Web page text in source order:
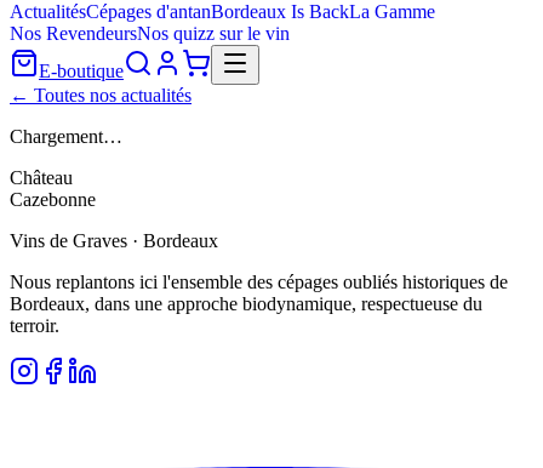
ActualitésCépages d'antanBordeaux Is BackLa Gamme
Nos RevendeursNos quizz sur le vin
E-boutique
← Toutes nos actualités
Chargement…
Château
Cazebonne
Vins de Graves · Bordeaux
Nous replantons ici l'ensemble des cépages oubliés historiques de
Bordeaux, dans une approche biodynamique, respectueuse du
terroir.